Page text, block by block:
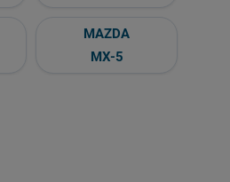
MAZDA
MX-5